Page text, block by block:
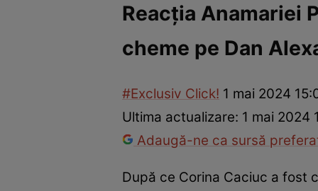
Vedete internaționaleVedete româneștiInterviurile
Reacția Anamariei
cheme pe Dan
#Exclusiv Click! 1 mai 2024
Ultima actualizare: 1 mai 2024
Adaugă-ne ca sursă
După ce Corina Caciuc a fost